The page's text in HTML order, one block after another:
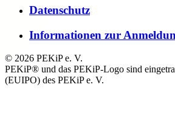
Datenschutz
Informationen zur
© 2026 PEKiP e. V.
PEKiP® und das PEKiP-Logo sind
(EUIPO) des PEKiP e. V.